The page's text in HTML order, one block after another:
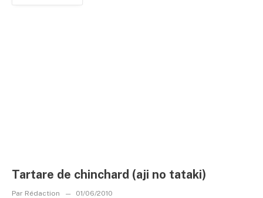
Tartare de chinchard (aji no tataki)
Par Rédaction 01/06/2010